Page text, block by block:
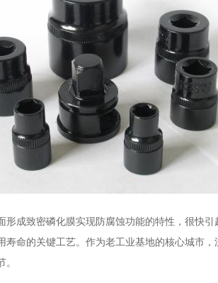
成致密磷化膜实现防腐蚀功能的特性，很快
命的关键工艺。作为老工业基地的核心城市